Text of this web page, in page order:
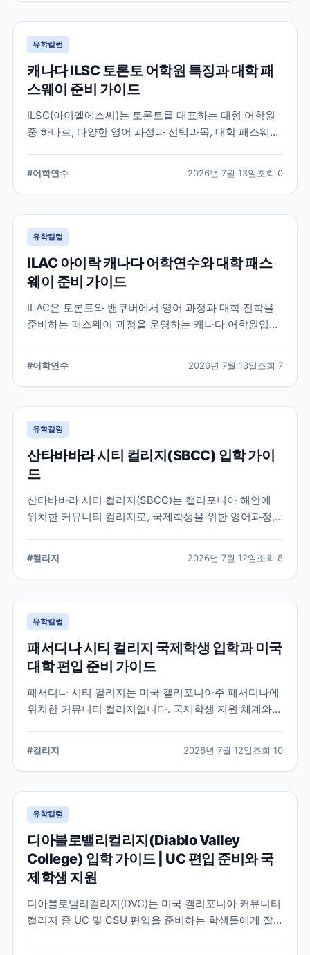
유학칼럼
캐나다 ILSC 토론토 어학원 특징과 대학 패
스웨이 준비 가이드
ILSC(아이엘에스씨)는 토론토를 대표하는 대형 어학원
중 하나로, 다양한 영어 과정과 선택과목, 대학 패스웨이
해야 할 주요 특징과 준비 사항을 정리했습니다.
#어학연수 2026년 7월 13일조회 0
유학칼럼
ILAC 아이락 캐나다 어학연수와 대학 패스
웨이 준비 가이드
ILAC은 토론토와 밴쿠버에서 영어 과정과 대학 진학을
준비하는 패스웨이 과정을 운영하는 캐나다 어학원입니
다.
#어학연수 2026년 7월 13일조회 7
유학칼럼
산타바바라 시티 컬리지(SBCC) 입학 가이
드
산타바바라 시티 컬리지(SBCC)는 캘리포니아 해안에
위치한 커뮤니티 컬리지로, 국제학생을 위한 영어과정,
서 확인해야 할 사항을 정리했습니다.
#컬리지 2026년 7월 12일조회 8
유학칼럼
패서디나 시티 컬리지 국제학생 입학과 미국
대학 편입 준비 가이드
패서디나 시티 컬리지는 미국 캘리포니아주 패서디나에
위치한 커뮤니티 컬리지입니다. 국제학생 지원 체계와
#컬리지 2026년 7월 12일조회 10
유학칼럼
디아블로밸리컬리지(Diablo Valley
College) 입학 가이드 | UC 편입 준비와 국
제학생 지원
디아블로밸리컬리지(DVC)는 미국 캘리포니아 커뮤니티
컬리지 중 UC 및 CSU 편입을 준비하는 학생들에게 잘